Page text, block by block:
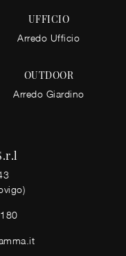
UFFICIO
Arredo Ufficio
OUTDOOR
Arredo Giardino